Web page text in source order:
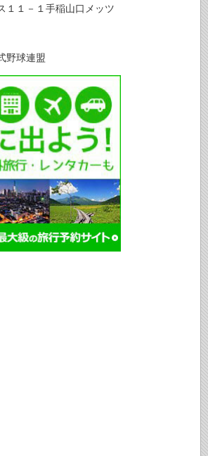
１－１手稲山口メッツ
野球連盟